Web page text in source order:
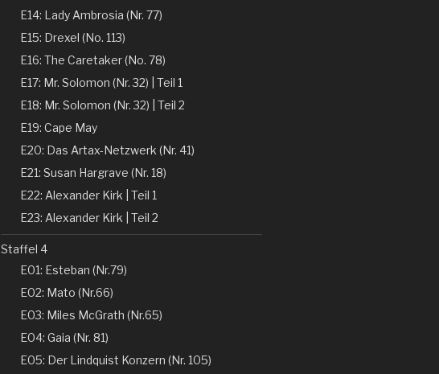
E14: Lady Ambrosia (Nr. 77)
E15: Drexel (No. 113)
E16: The Caretaker (No. 78)
E17: Mr. Solomon (Nr. 32) | Teil 1
E18: Mr. Solomon (Nr. 32) | Teil 2
E19: Cape May
E20: Das Artax-Netzwerk (Nr. 41)
E21: Susan Hargrave (Nr. 18)
E22: Alexander Kirk | Teil 1
E23: Alexander Kirk | Teil 2
Staffel 4
E01: Esteban (Nr.79)
E02: Mato (Nr.66)
E03: Miles McGrath (Nr.65)
E04: Gaia (Nr. 81)
E05: Der Lindquist Konzern (Nr. 105)